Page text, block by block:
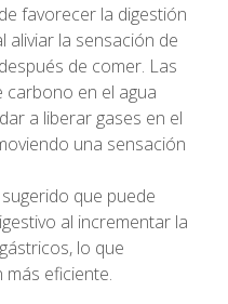
favorecer la digestión
aliviar la sensación de
de comer. Las
carbono en el agua
a liberar gases en el
una sensación
que puede
al incrementar la
lo que
eficiente.